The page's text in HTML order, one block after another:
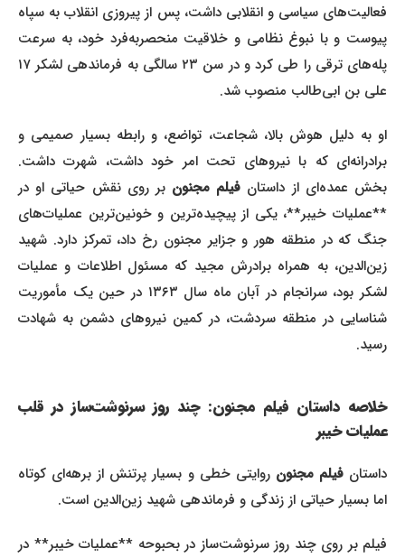
فعالیت‌های سیاسی و انقلابی داشت، پس از پیروزی انقلاب به سپاه
پیوست و با نبوغ نظامی و خلاقیت منحصربه‌فرد خود، به سرعت
پله‌های ترقی را طی کرد و در سن ۲۳ سالگی به فرماندهی لشکر ۱۷
علی بن ابی‌طالب منصوب شد.
او به دلیل هوش بالا، شجاعت، تواضع، و رابطه بسیار صمیمی و
برادرانه‌ای که با نیروهای تحت امر خود داشت، شهرت داشت.
بخش عمده‌ای از داستانفیلم مجنونبر روی نقش حیاتی او در
**عملیات خیبر**، یکی از پیچیده‌ترین و خونین‌ترین عملیات‌های
جنگ که در منطقه هور و جزایر مجنون رخ داد، تمرکز دارد. شهید
زین‌الدین، به همراه برادرش مجید که مسئول اطلاعات و عملیات
لشکر بود، سرانجام در آبان ماه سال ۱۳۶۳ در حین یک مأموریت
شناسایی در منطقه سردشت، در کمین نیروهای دشمن به شهادت
رسید.
خلاصه داستان فیلم مجنون: چند روز سرنوشت‌ساز در قلب
عملیات خیبر
داستانفیلم مجنونروایتی خطی و بسیار پرتنش از برهه‌ای کوتاه
اما بسیار حیاتی از زندگی و فرماندهی شهید زین‌الدین است.
فیلم بر روی چند روز سرنوشت‌ساز در بحبوحه **عملیات خیبر** در